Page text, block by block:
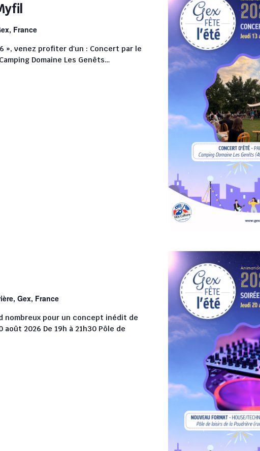
France
», venez profiter d'un : Concert par le
Domaine Les Genêts…
Gex, France
pour un concept inédit de
2026 De 19h à 21h30 Pôle de